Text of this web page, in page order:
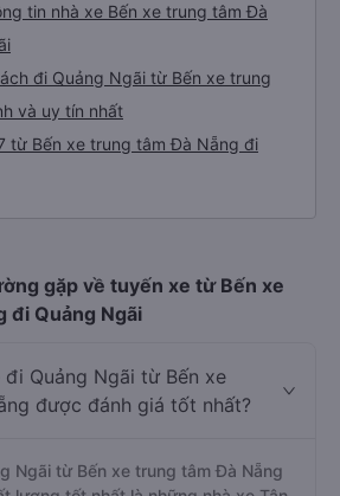
tin nhà xe Bến xe trung tâm Đà
đi Quảng Ngãi từ Bến xe trung
và uy tín nhất
từ Bến xe trung tâm Đà Nẵng đi
gặp về tuyến xe từ Bến xe
đi Quảng Ngãi
đi Quảng Ngãi từ Bến xe
được đánh giá tốt nhất?
Ngãi từ Bến xe trung tâm Đà Nẵng